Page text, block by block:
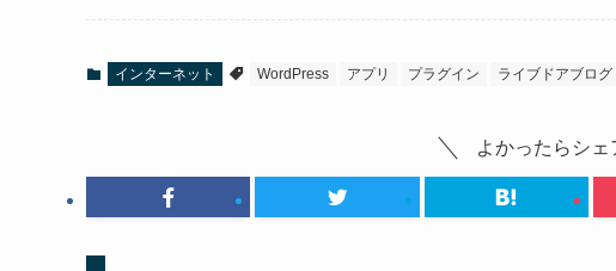
インターネット WordPress アプリ プラグイン ライブドアブログ
よかったらシェ